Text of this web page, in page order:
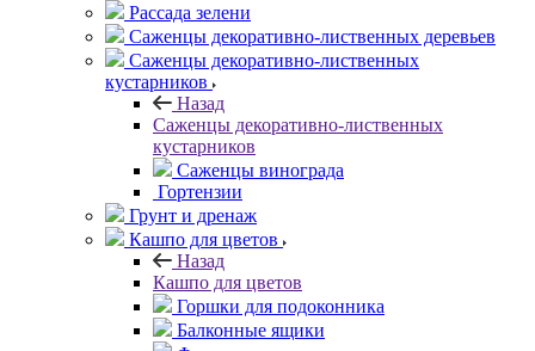
Рассада зелени
Саженцы декоративно-лиственных деревьев
Саженцы декоративно-лиственных
кустарников
Назад
Саженцы декоративно-лиственных
кустарников
Саженцы винограда
Гортензии
Грунт и дренаж
Кашпо для цветов
Назад
Кашпо для цветов
Горшки для подоконника
Балконные ящики